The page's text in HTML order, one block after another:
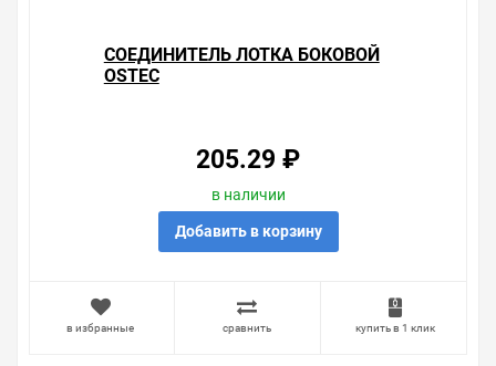
СОЕДИНИТЕЛЬ ЛОТКА БОКОВОЙ
OSTEC
205.29 ₽
в наличии
Добавить в корзину
в избранные сравнить купить в 1 клик